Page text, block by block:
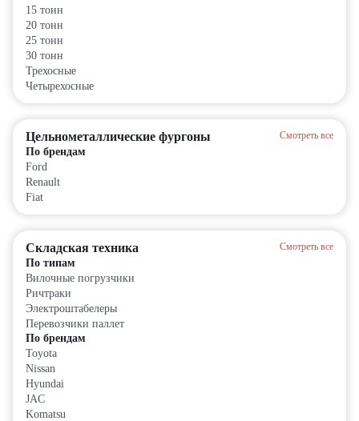
15 тонн
20 тонн
25 тонн
30 тонн
Трехосные
Четырехосные
Цельнометаллические фургоны Смотреть все
По брендам
Ford
Renault
Fiat
Складская техника Смотреть все
По типам
Вилочные погрузчики
Ричтраки
Электроштабелеры
Перевозчики паллет
По брендам
Toyota
Nissan
Hyundai
JAC
Komatsu